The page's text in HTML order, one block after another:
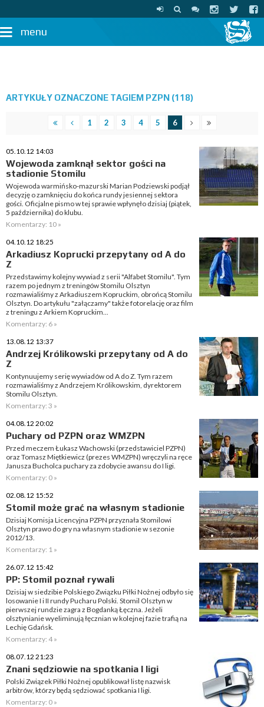
menu
ARTYKUŁY OZNACZONE TAGIEM PZPN (118)
1 2 3 4 5 6
05.10.12 14:03
Wojewoda zamknął sektor gości na
stadionie Stomilu
Wojewoda warmińsko-mazurski Marian Podziewski podjął
decyzję o zamknięciu do końca rundy jesiennej sektora
gości. Oficjalne pismo w tej sprawie wpłynęło dzisiaj (piątek,
5 października) do klubu.
Komentarzy: 10 »
04.10.12 18:25
Arkadiusz Koprucki przepytany od A do
Z
Przedstawimy kolejny wywiad z serii "Alfabet Stomilu". Tym
razem po jednym z treningów Stomilu Olsztyn
rozmawialiśmy z Arkadiuszem Kopruckim, obrońcą Stomilu
Olsztyn. Do artykułu "załączamy" także fotorelację oraz film
z treningu z Arkiem Kopruckim...
Komentarzy: 6 »
13.08.12 13:37
Andrzej Królikowski przepytany od A do
Z
Kontynuujemy serię wywiadów od A do Z. Tym razem
rozmawialiśmy z Andrzejem Królikowskim, dyrektorem
Stomilu Olsztyn.
Komentarzy: 3 »
04.08.12 20:02
Puchary od PZPN oraz WMZPN
Przed meczem Łukasz Wachowski (przedstawiciel PZPN)
oraz Tomasz Miętkiewicz (prezes WMZPN) wręczyli na ręce
Janusza Bucholca puchary za zdobycie awansu do I ligi.
Komentarzy: 0 »
02.08.12 15:52
Stomil może grać na własnym stadionie
Dzisiaj Komisja Licencyjna PZPN przyznała Stomilowi
Olsztyn prawo do gry na własnym stadionie w sezonie
2012/13.
Komentarzy: 1 »
26.07.12 15:42
PP: Stomil poznał rywali
Dzisiaj w siedzibie Polskiego Związku Piłki Nożnej odbyło się
losowanie I i II rundy Pucharu Polski. Stomil Olsztyn w
pierwszej rundzie zagra z Bogdanką Łęczna. Jeżeli
olsztynianie wyeliminują łęcznian w kolejnej fazie trafią na
Lechię Gdańsk.
Komentarzy: 4 »
08.07.12 21:23
Znani sędziowie na spotkania I ligi
Polski Związek Piłki Nożnej opublikował listę nazwisk
arbitrów, którzy będą sędziować spotkania I ligi.
Komentarzy: 0 »